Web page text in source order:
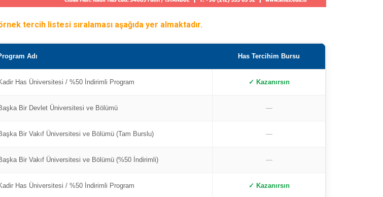
tercih listesi sıralaması aşağıda yer almaktadır.
Adı Has Tercihim Bursu
Has Üniversitesi / %50 İndirimli Program ✓ Kazanırsın
Bir Devlet Üniversitesi ve Bölümü —
Bir Vakıf Üniversitesi ve Bölümü (Tam Burslu) —
Bir Vakıf Üniversitesi ve Bölümü (%50 İndirimli) —
Has Üniversitesi / %50 İndirimli Program ✓ Kazanırsın